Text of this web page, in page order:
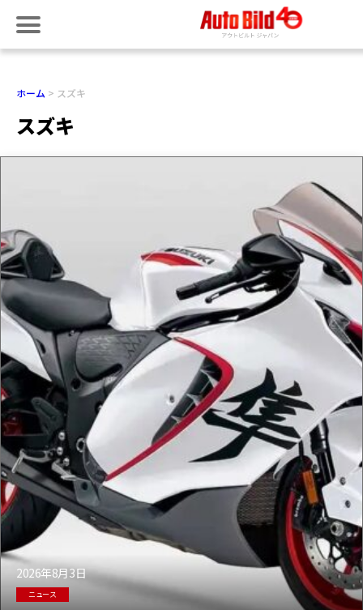
ホーム スズキ
スズキ
2026年8月3日
ニュース